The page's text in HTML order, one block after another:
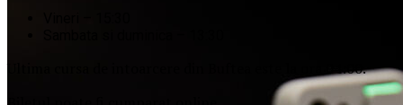
Ultima cursa de intoarcere din Buftea este la ora 04:00.